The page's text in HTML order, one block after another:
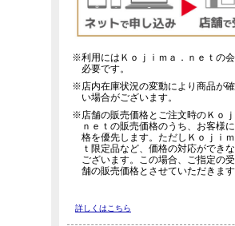
※利用にはＫｏｊｉｍａ．ｎｅｔの
必要です。
※店内在庫状況の変動により商品が
い場合がございます。
※店舗の販売価格とご注文時のＫｏｊ
ｎｅｔの販売価格のうち、お客様
格を優先します。ただしＫｏｊｉ
ｔ限定品など、価格の対応ができ
ございます。この場合、ご指定の
舗の販売価格とさせていただきます
詳しくはこちら